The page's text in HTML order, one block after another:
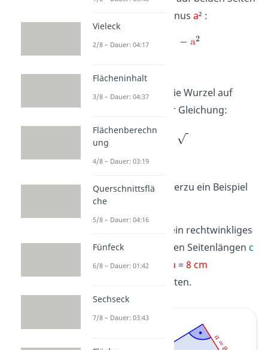
der Gleichung minus a² :
Schritt 2:Ziehe die Wurzel auf
beiden Seiten der Gleichung:
Schau dir auch hierzu ein Beispiel
an:
Gegeben ist ein rechtwinkliges
Dreieck mit den Seitenlängen c
=17 cmund a = 8 cm
Längeneinheiten.
Vieleck
2/8 – Dauer: 04:17
Flächeninhalt
3/8 – Dauer: 04:37
Flächenberechn
ung
4/8 – Dauer: 03:19
Querschnittsflä
che
5/8 – Dauer: 04:16
Fünfeck
6/8 – Dauer: 01:42
Sechseck
7/8 – Dauer: 03:43